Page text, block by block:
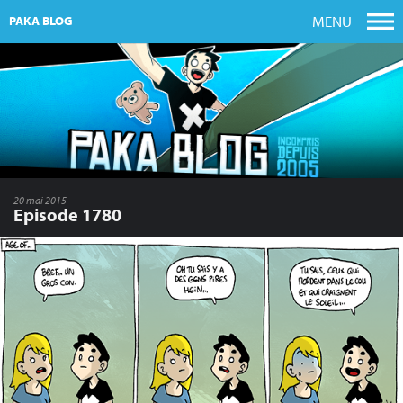
PAKA BLOG MENU
20 mai 2015
Episode 1780